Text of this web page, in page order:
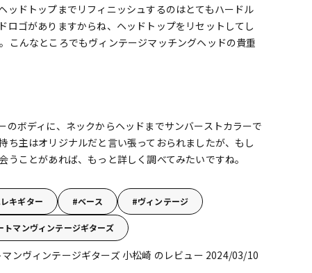
ッドトップまでリフィニッシュするのはとてもハードル
ロゴがありますからね、ヘッドトップをリセットしてし
こんなところでもヴィンテージマッチングヘッドの貴重
ボディに、ネックからヘッドまでサンバーストカラーで
ち主はオリジナルだと言い張っておられましたが、もし
ことがあれば、もっと詳しく調べてみたいですね。
キギター ベース ヴィンテージ
トマンヴィンテージギターズ
マンヴィンテージギターズ 小松崎 のレビュー 2024/03/10